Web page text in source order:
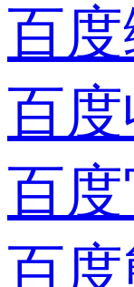
百
百
百
百